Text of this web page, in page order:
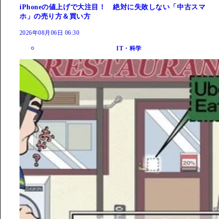
iPhoneの値上げで大注目！ 絶対に失敗しない「中古スマ
ホ」の売り方＆買い方
2026年08月06日 06:30
IT・科学